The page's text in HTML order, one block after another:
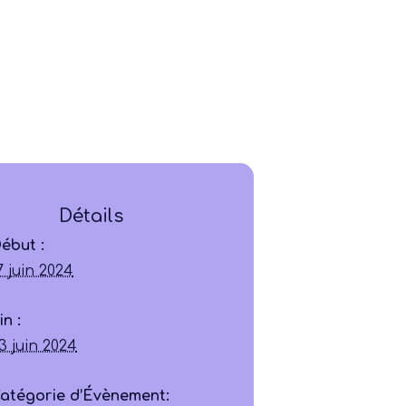
Former
Détails
:
juin 2024
:
juin 2024
d’Évènement: